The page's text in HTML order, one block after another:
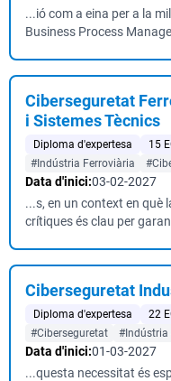
...ió com a eina per a la
Business Process
Ciberseguretat
i Sistemes Tècnics
Diploma d'expertesa 15
#Indústria Ferroviària
Data d'inici:03-02-2027
...s, en un context en què
crítiques és clau per
Ciberseguretat
Diploma d'expertesa 22
#Ciberseguretat
#Indústria
Data d'inici:01-03-2027
...questa necessitat és